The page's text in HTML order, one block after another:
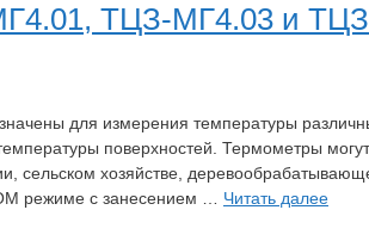
ТЦЗ-МГ4.03 и
для измерения температуры
поверхностей. Термометры
сельском хозяйстве,
режиме с занесением … Читать далее